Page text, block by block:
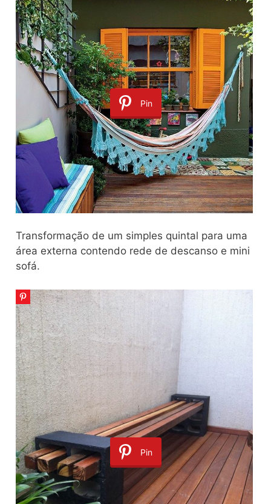
Pin
Transformação de um simples quintal para uma
área externa contendo rede de descanso e mini
sofá.
Pin